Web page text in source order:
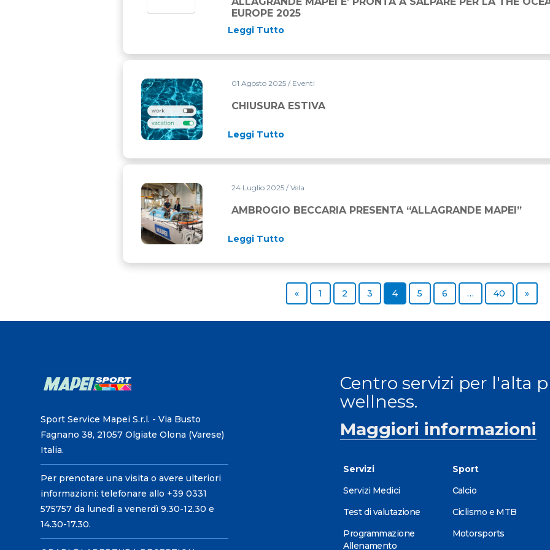
EUROPE 2025
Leggi Tutto
CHIUSURA ESTIVA 01 Agosto 2025 / Eventi
CHIUSURA ESTIVA
Leggi Tutto
AMBROGIO BECCARIA PRESENTA “ALLAGRANDE MAPEI”
24 Luglio 2025 / Vela
AMBROGIO BECCARIA PRESENTA “ALLAGRANDE MAPEI”
Leggi Tutto
«Previous page
Page
1 Page
2 Page
3 Page
4 Page
5 Page
6 … Page
40 »Next
Sport Service Mapei S.r.l. - Via Busto
Fagnano 38, 21057 Olgiate Olona (Varese)
Italia.
Per prenotare una visita o avere ulteriori
informazioni: telefonare allo +39 0331
575757 da lunedì a venerdì 9.30-12.30 e
14.30-17.30.
Centro servizi per l'alta
wellness.
Maggiori informazioni
Servizi
Servizi Medici
Test di valutazione
Programmazione
Allenamento
Sport
Calcio
Ciclismo e MTB
Motorsports